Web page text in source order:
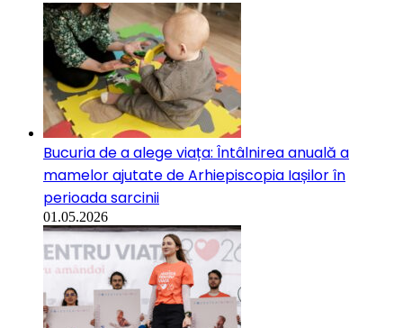
Bucuria de a alege viața: Întâlnirea anuală a
mamelor ajutate de Arhiepiscopia Iașilor în
perioada sarcinii
01.05.2026